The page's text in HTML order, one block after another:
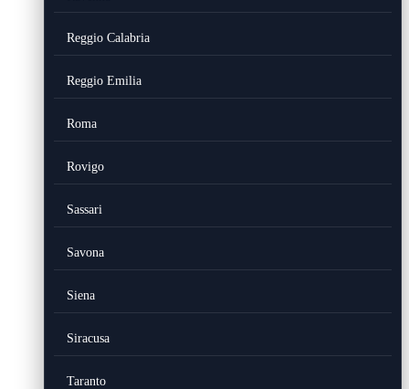
Reggio Calabria
Reggio Emilia
Roma
Rovigo
Sassari
Savona
Siena
Siracusa
Taranto